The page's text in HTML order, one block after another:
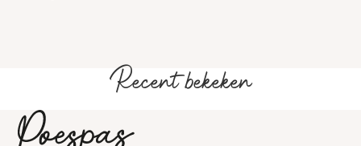
Recent bekeken